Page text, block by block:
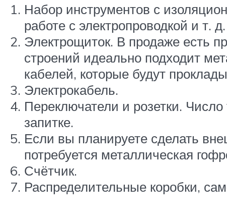
Набор инструментов с
работе с электропроводкой и т. д.
Электрощиток. В продаже есть
строений идеально подходит
кабелей, которые будут
Электрокабель.
Переключатели и розетки.
запитке.
Если вы планируете сделать
потребуется металлическая
Счётчик.
Распределительные коробки,